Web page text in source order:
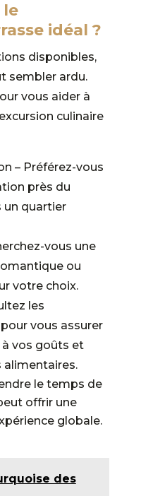
le
idéal ?
disponibles,
sembler ardu.
vous aider à
culinaire
– Préférez-vous
près du
un quartier
vous une
ou
votre choix.
les
vous assurer
à vos goûts et
alimentaires.
le temps de
offrir une
globale.
des